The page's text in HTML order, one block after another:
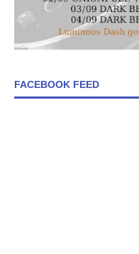
FACEBOOK FEED